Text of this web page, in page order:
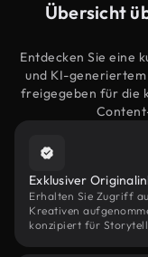
Übersicht
Entdecken Sie eine
und KI-
freigegeben für die
Exklusiver
Erhalten Sie Zugriff
Kreativen
konzipiert für